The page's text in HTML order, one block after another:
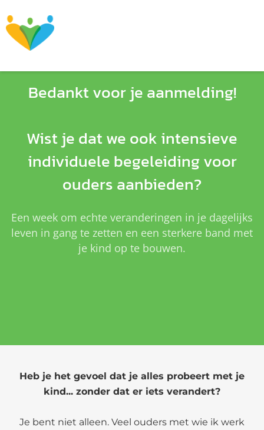
Bedankt voor je aanmelding!
Wist je dat we ook intensieve
individuele begeleiding voor
ouders aanbieden?
Een week om echte veranderingen in je dagelijks
leven in gang te zetten en een sterkere band met
je kind op te bouwen.
Heb je het gevoel dat je alles probeert met je
kind... zonder dat er iets verandert?
Je bent niet alleen. Veel ouders met wie ik werk